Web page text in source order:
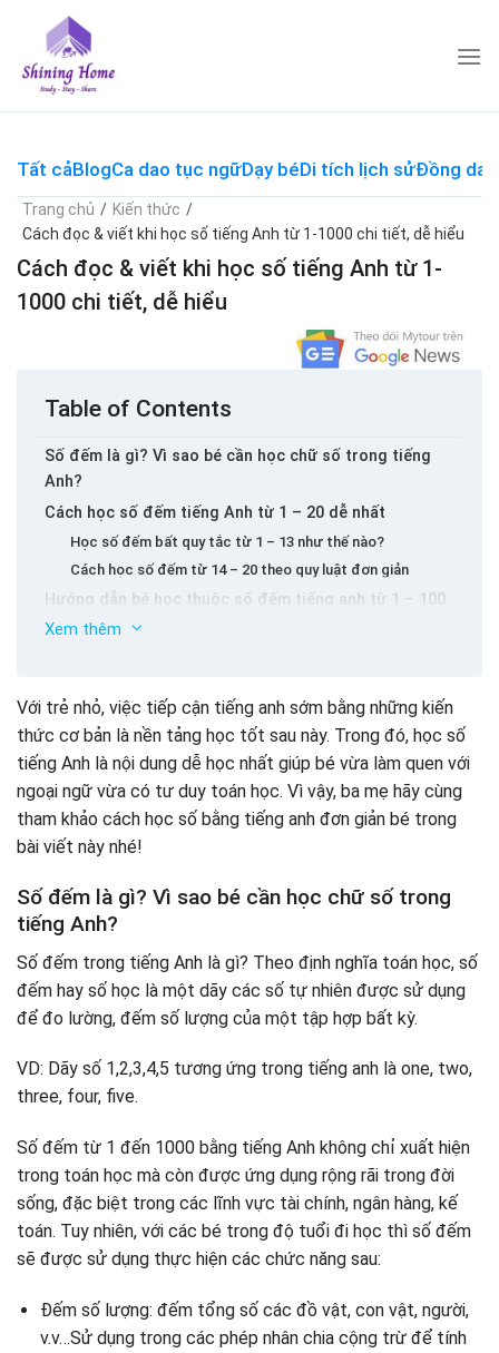
content
Tất cảBlogCa dao tục ngữDạy béDi tích lịch sửĐồng dao
Trang chủ / Kiến thức /
Cách đọc & viết khi học số tiếng Anh từ 1-1000 chi tiết, dễ hiểu
Cách đọc & viết khi học số tiếng Anh từ 1-
1000 chi tiết, dễ hiểu
Table of Contents
Số đếm là gì? Vì sao bé cần học chữ số trong tiếng
Anh?
Cách học số đếm tiếng Anh từ 1 – 20 dễ nhất
Học số đếm bất quy tắc từ 1 – 13 như thế nào?
Cách học số đếm từ 14 – 20 theo quy luật đơn giản
Hướng dẫn bé học thuộc số đếm tiếng anh từ 1 – 100
Học đếm và viết chữ số từ 100 đến 1000 cho trẻ em
Dạy bé học số đếm qua cách đọc số lượng
Cách đọc số điện thoại
Học cách đọc số tuổi bằng tiếng anh
Cách đọc số năm
Số năm có 2 chữ số “0” liền nhau ở vị trí 2 & 3
Số năm có 1 chữ số “0” ở vị trí thứ 2
Học đọc số thập phân
Học số đếm qua cách đọc phân số đúng
Dạy bé đọc hỗn số bằng tiếng anh đúng
Cách đọc phần trăm (%) trong tiếng anh
Một số nhóm từ liên quan đến số đếm trong tiếng anh
Từ vựng tiếng anh về số thứ tự
Từ vựng chủ đề các tháng trong năm
Tổng hợp phương pháp dạy bé học số tiếng anh hiệu
quả
Bảng kế hoạch thời gian học số tiếng Anh
Học kiến thức theo chủ đề con số
Sử dụng app Shining Home – Gia đình Anh Ngữ học số
Sử dụng thẻ học số
Thảo luận cùng thầy cô & các bạn trên lớp
Xem thêm
Với trẻ nhỏ, việc tiếp cận tiếng anh sớm bằng những kiến
thức cơ bản là nền tảng học tốt sau này. Trong đó, học số
tiếng Anh là nội dung dễ học nhất giúp bé vừa làm quen với
ngoại ngữ vừa có tư duy toán học. Vì vậy, ba mẹ hãy cùng
tham khảo cách học số bằng tiếng anh đơn giản bé trong
bài viết này nhé!
Số đếm là gì? Vì sao bé cần học chữ số trong
tiếng Anh?
Số đếm trong tiếng Anh là gì? Theo định nghĩa toán học, số
đếm hay số học là một dãy các số tự nhiên được sử dụng
để đo lường, đếm số lượng của một tập hợp bất kỳ.
VD: Dãy số 1,2,3,4,5 tương ứng trong tiếng anh là one, two,
three, four, five.
Số đếm từ 1 đến 1000 bằng tiếng Anh không chỉ xuất hiện
trong toán học mà còn được ứng dụng rộng rãi trong đời
sống, đặc biệt trong các lĩnh vực tài chính, ngân hàng, kế
toán. Tuy nhiên, với các bé trong độ tuổi đi học thì số đếm
sẽ được sử dụng thực hiện các chức năng sau:
Đếm số lượng: đếm tổng số các đồ vật, con vật, người,
v.v…Sử dụng trong các phép nhân chia cộng trừ để tính